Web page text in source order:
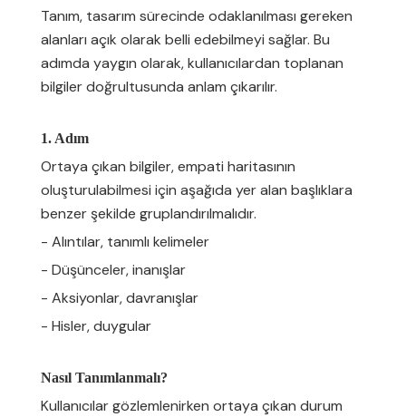
Tanım, tasarım sürecinde odaklanılması gereken
alanları açık olarak belli edebilmeyi sağlar. Bu
adımda yaygın olarak, kullanıcılardan toplanan
bilgiler doğrultusunda anlam çıkarılır.
1. Adım
Ortaya çıkan bilgiler, empati haritasının
oluşturulabilmesi için aşağıda yer alan başlıklara
benzer şekilde gruplandırılmalıdır.
- Alıntılar, tanımlı kelimeler
- Düşünceler, inanışlar
- Aksiyonlar, davranışlar
- Hisler, duygular
Nasıl Tanımlanmalı?
Kullanıcılar gözlemlenirken ortaya çıkan durum